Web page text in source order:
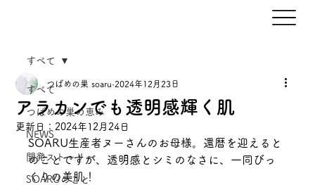
すべて
つばめの巣の恵み
NEWS
開発ストーリー
SOARUのこと
すべて
アラカンでも透明感輝く肌
つばめの巣 soaru 2024年12月23日
更新日： 2024年12月24日
SOARU生産者ヌーさんのお母様。還暦を迎えると
のことですが、透明感とシミのなさに、一同びっ
くりの美肌！